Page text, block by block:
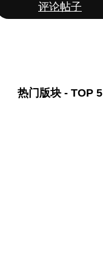
评论帖子
热门版块 - TOP 5